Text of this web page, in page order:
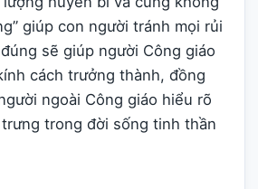
giúp con người tránh mọi rủi
sẽ giúp người Công giáo
cách trưởng thành, đồng
ngoài Công giáo hiểu rõ
trong đời sống tinh thần